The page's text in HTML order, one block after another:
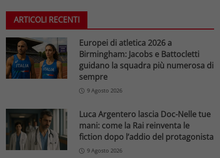
ARTICOLI RECENTI
Europei di atletica 2026 a
Birmingham: Jacobs e Battocletti
guidano la squadra più numerosa di
sempre
9 Agosto 2026
Luca Argentero lascia Doc-Nelle tue
mani: come la Rai reinventa le
fiction dopo l’addio del protagonista
9 Agosto 2026